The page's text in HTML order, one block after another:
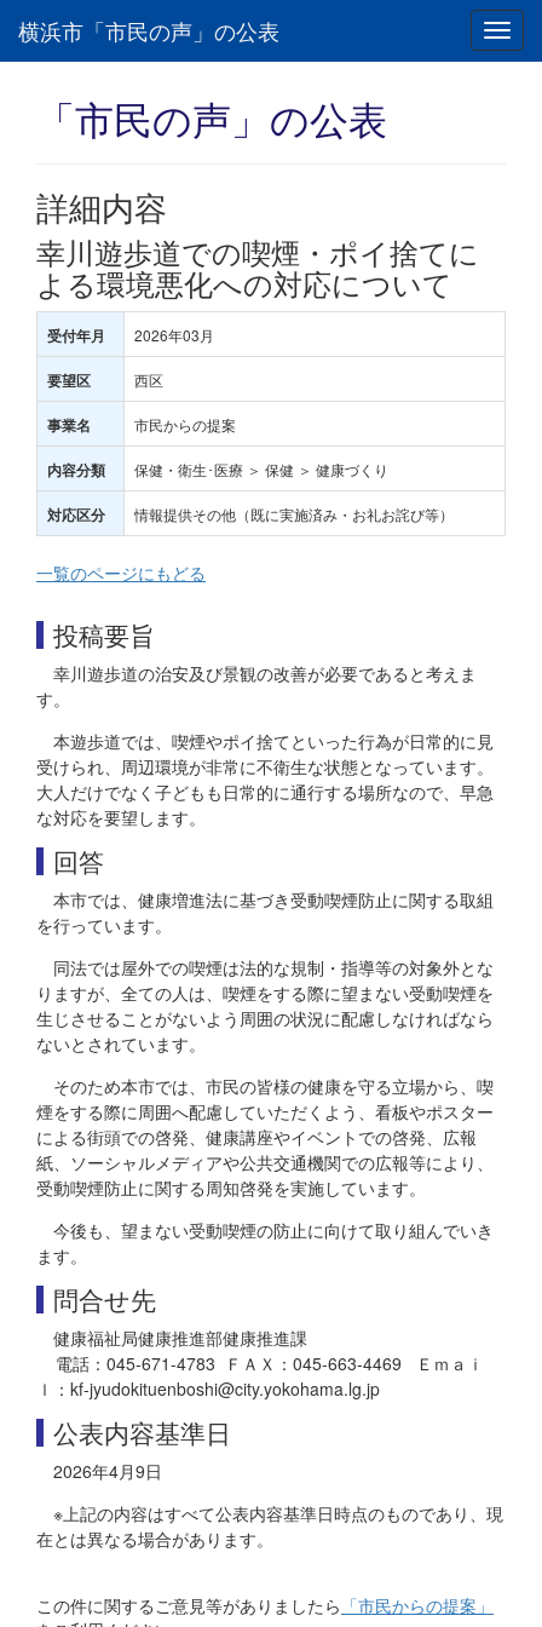
横浜市「市民の声」の公表
「市民の声」の公表
詳細内容
幸川遊歩道での喫煙・ポイ捨てに
よる環境悪化への対応について
受付年月 2026年03月
要望区 西区
事業名 市民からの提案
内容分類 保健・衛生･医療 ＞ 保健 ＞ 健康づくり
対応区分 情報提供その他（既に実施済み・お礼お詫び等）
一覧のページにもどる
投稿要旨
幸川遊歩道の治安及び景観の改善が必要であると考えま
す。
本遊歩道では、喫煙やポイ捨てといった行為が日常的に見
受けられ、周辺環境が非常に不衛生な状態となっています。
大人だけでなく子どもも日常的に通行する場所なので、早急
な対応を要望します。
回答
本市では、健康増進法に基づき受動喫煙防止に関する取組
を行っています。
同法では屋外での喫煙は法的な規制・指導等の対象外とな
りますが、全ての人は、喫煙をする際に望まない受動喫煙を
生じさせることがないよう周囲の状況に配慮しなければなら
ないとされています。
そのため本市では、市民の皆様の健康を守る立場から、喫
煙をする際に周囲へ配慮していただくよう、看板やポスター
による街頭での啓発、健康講座やイベントでの啓発、広報
紙、ソーシャルメディアや公共交通機関での広報等により、
受動喫煙防止に関する周知啓発を実施しています。
今後も、望まない受動喫煙の防止に向けて取り組んでいき
ます。
問合せ先
健康福祉局健康推進部健康推進課
電話：045-671-4783 ＦＡＸ：045-663-4469 Ｅｍａｉ
ｌ：kf-jyudokituenboshi@city.yokohama.lg.jp
公表内容基準日
2026年4月9日
※上記の内容はすべて公表内容基準日時点のものであり、現
在とは異なる場合があります。
この件に関するご意見等がありましたら 「市民からの提案」